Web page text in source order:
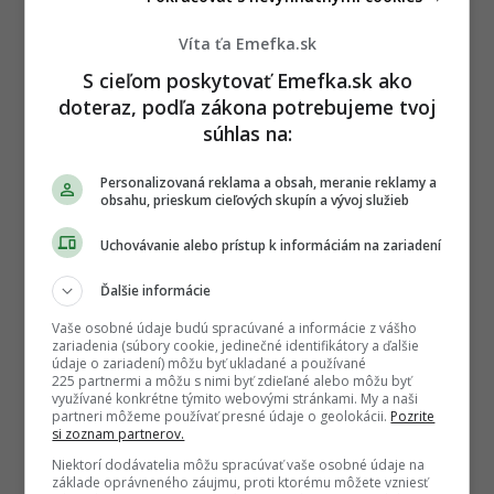
Autor
Víta ťa Emefka.sk
S cieľom poskytovať Emefka.sk ako
doteraz, podľa zákona potrebujeme tvoj
súhlas na:
Personalizovaná reklama a obsah, meranie reklamy a
obsahu, prieskum cieľových skupín a vývoj služieb
Uchovávanie alebo prístup k informáciám na zariadení
Ďalšie informácie
Vaše osobné údaje budú spracúvané a informácie z vášho
zariadenia (súbory cookie, jedinečné identifikátory a ďalšie
údaje o zariadení) môžu byť ukladané a používané
225 partnermi a môžu s nimi byť zdieľané alebo môžu byť
využívané konkrétne týmito webovými stránkami. My a naši
partneri môžeme používať presné údaje o geolokácii. Pozrite
si zoznam partnerov.
Niektorí dodávatelia môžu spracúvať vaše osobné údaje na
základe oprávneného záujmu, proti ktorému môžete vzniesť